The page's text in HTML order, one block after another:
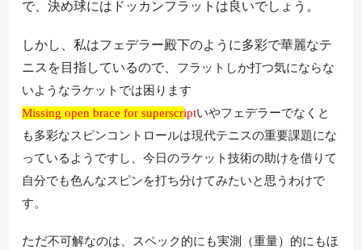
で、決め球にはドッカンフラットは良いでしょう。
しかし、私はフェデラー殿下のように多彩で華麗なテ
ニスを目指しているので、 フラットしか打つ気にならな
いようなラケットでは困ります
Missing open brace for superscript
Missing open brace for superscript
いやフェデラーでなくと
も多彩なスピンコントロールは現代テニスの重要課題にな
っているようですし、今日のラケット技術の助けを借りて
自分でも色んなスピンを打ち分けてみたいと思うわけで
す。
ただ不可解なのは 、スペック的にも実測（重量）的にもほ